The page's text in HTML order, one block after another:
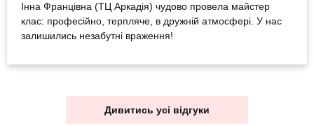
Інна Францівна (ТЦ Аркадія) чудово провела майстер
клас: професійно, терпляче, в дружній атмосфері. У нас
залишились незабутні враження!
Дивитись усі відгуки